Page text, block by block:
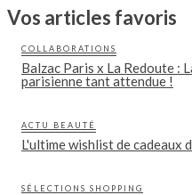
Vos articles favoris
COLLABORATIONS
Balzac Paris x La Redoute :
parisienne tant attendue !
ACTU BEAUTÉ
L'ultime wishlist de cadeaux
SÉLECTIONS SHOPPING